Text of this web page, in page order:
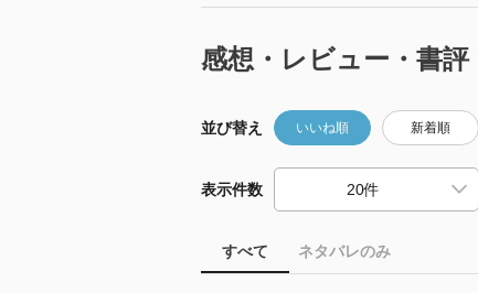
感想・レビュー・書評
並び替え いいね順 新着順
表示件数
すべて ネタバレのみ